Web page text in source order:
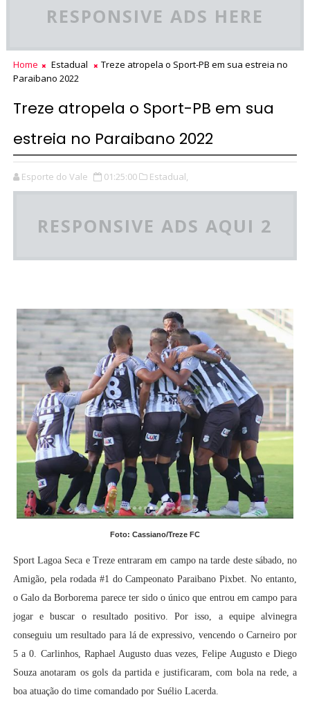
RESPONSIVE ADS HERE
Home Estadual
Treze atropela o Sport-PB em sua estreia no
Paraibano 2022
Treze atropela o Sport-PB em sua
estreia no Paraibano 2022
Esporte do Vale 01:25:00 Estadual,
RESPONSIVE ADS AQUI 2
Foto: Cassiano/Treze FC
Sport Lagoa Seca e Treze entraram em campo na tarde deste sábado, no
Amigão, pela rodada #1 do Campeonato Paraibano Pixbet. No entanto,
o Galo da Borborema parece ter sido o único que entrou em campo para
jogar e buscar o resultado positivo. Por isso, a equipe alvinegra
conseguiu um resultado para lá de expressivo, vencendo o Carneiro por
5 a 0. Carlinhos, Raphael Augusto duas vezes, Felipe Augusto e Diego
Souza anotaram os gols da partida e justificaram, com bola na rede, a
boa atuação do time comandado por Suélio Lacerda.